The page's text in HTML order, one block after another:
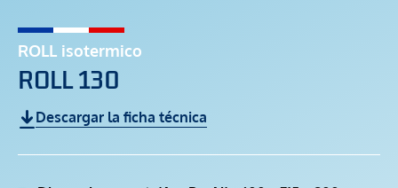
ROLL isotermico
ROLL 130
Descargar la ficha técnica